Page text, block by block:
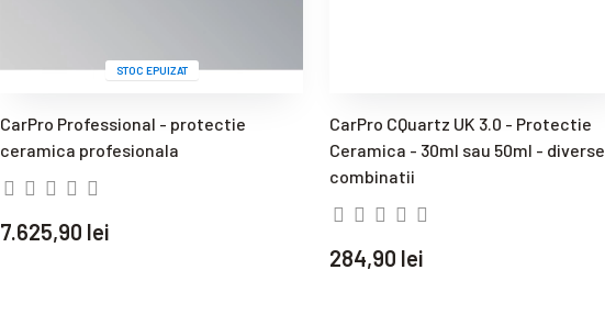
STOC EPUIZAT
CarPro Professional - protectie
ceramica profesionala
7.625,90 lei
CarPro CQuartz UK 3.0 - Protectie
Ceramica - 30ml sau 50ml - diverse
combinatii
284,90 lei